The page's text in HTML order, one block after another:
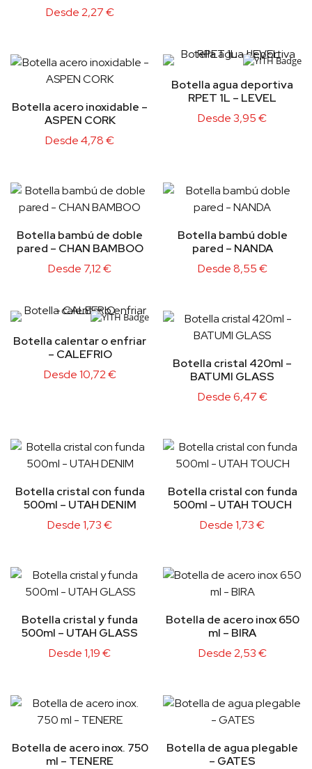
Desde2,27€
Botella acero inoxidable –
ASPEN CORK
Desde4,78€
Botella agua deportiva
RPET 1L – LEVEL
Desde3,95€
Botella bambú de doble
pared – CHAN BAMBOO
Desde 7,12€
Botella bambú doble
pared – NANDA
Desde8,55€
Botella calentar o enfriar
– CALEFRIO
Desde10,72€
Botella cristal 420ml –
BATUMI GLASS
Desde6,47€
Botella cristal con funda
500ml – UTAH DENIM
Desde1,73€
Botella cristal con funda
500ml – UTAH TOUCH
Desde1,73€
Botella cristal y funda
500ml – UTAH GLASS
Desde1,19€
Botella de acero inox 650
ml – BIRA
Desde2,53€
Botella de acero inox. 750
ml – TENERE
Botella de agua plegable
– GATES